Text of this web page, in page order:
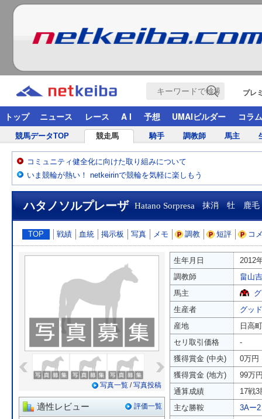
プレ
トップ ニュース レース A I 予想 UMAIビルダー コラム
競馬データTOP 競走馬 騎手 調教師 馬主
コミュニティ健全化に向けた取り組みについて
いま競輪が熱い！ netkeirinで競輪を気軽に楽しもう
ハタノソルプレーザ Hatano Sorpresa 抹消 牡 鹿毛
TOP 戦績 血統 掲示板 写真 メモ 調教 短評 コ
写真一覧 /写真投稿
適性レビュー 評価一覧
生年月日
2012
調教師
畠山
馬主
生産者
グッ
産地
日高町
セリ取引価格
-
獲得賞金 (中央)
0万円
獲得賞金 (地方)
99万
通算成績
17戦3
主な勝鞍
3Aー2